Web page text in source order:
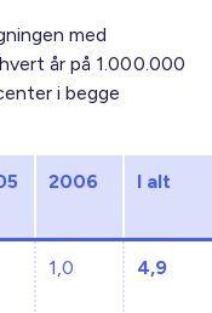
med
år på 1.000.000
i begge
2006 I alt
1,0 4,9